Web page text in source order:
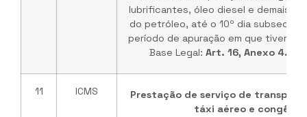
lubrificantes, óleo diesel e demais
do petróleo, até o 10º dia
período de apuração em que tiver
Base Legal: Art. 16, Anexo 4.11
11 ICMS
Prestação de serviço de
táxi aéreo e